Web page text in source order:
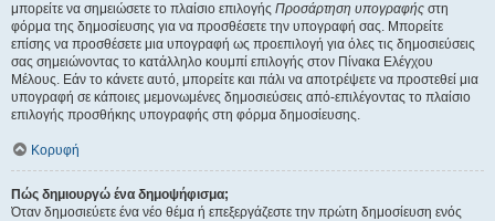
μπορείτε να σημειώσετε το πλαίσιο επιλογής Προσάρτηση υπογραφής στη
φόρμα της δημοσίευσης για να προσθέσετε την υπογραφή σας. Μπορείτε
επίσης να προσθέσετε μια υπογραφή ως προεπιλογή για όλες τις δημοσιεύσεις
σας σημειώνοντας το κατάλληλο κουμπί επιλογής στον Πίνακα Ελέγχου
Μέλους. Εάν το κάνετε αυτό, μπορείτε και πάλι να αποτρέψετε να προστεθεί μια
υπογραφή σε κάποιες μεμονωμένες δημοσιεύσεις από-επιλέγοντας το πλαίσιο
επιλογής προσθήκης υπογραφής στη φόρμα δημοσίευσης.
Κορυφή
Πώς δημιουργώ ένα δημοψήφισμα;
Όταν δημοσιεύετε ένα νέο θέμα ή επεξεργάζεστε την πρώτη δημοσίευση ενός